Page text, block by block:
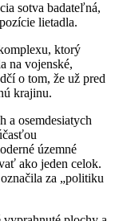
sotva badateľná,
lietadla.
ktorý
na vojenské,
o tom, že už pred
krajinu.
a osemdesiatych
územné
ako jeden celok.
za „politiku